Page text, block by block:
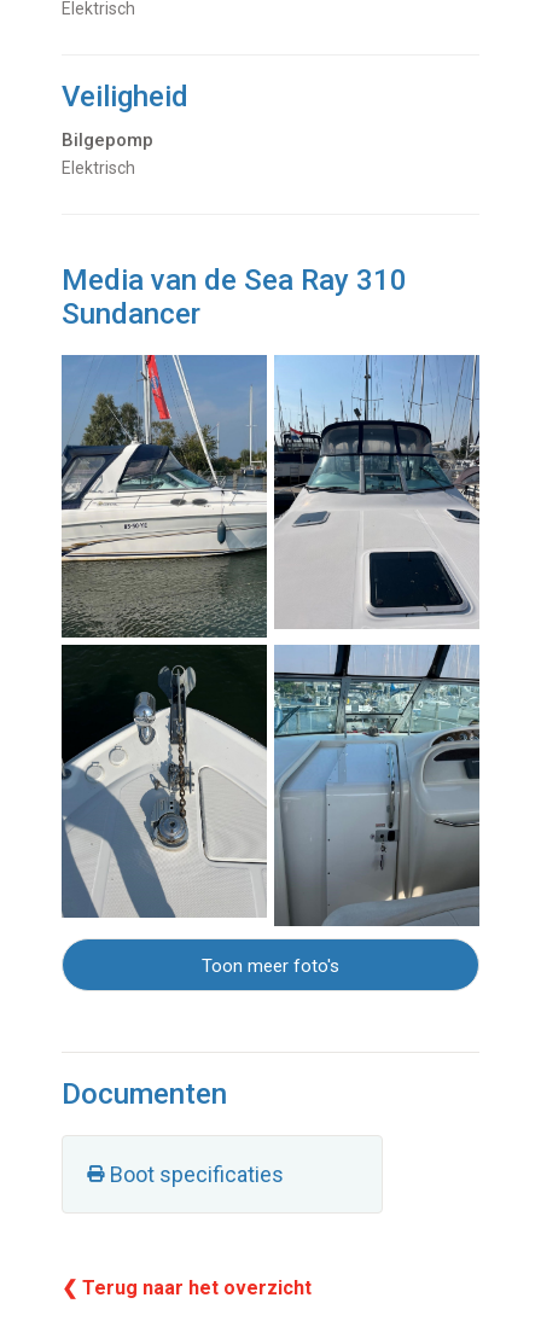
Elektrisch
Veiligheid
Bilgepomp
Elektrisch
Media van de Sea Ray 310
Sundancer
Toon meer foto's
Documenten
Boot specificaties
❮ Terug naar het overzicht